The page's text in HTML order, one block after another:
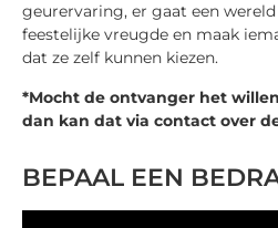
geurervaring, er gaat een
feestelijke vreugde en maak
dat ze zelf kunnen kiezen.
*Mocht de ontvanger het
dan kan dat via contact over
BEPAAL EEN